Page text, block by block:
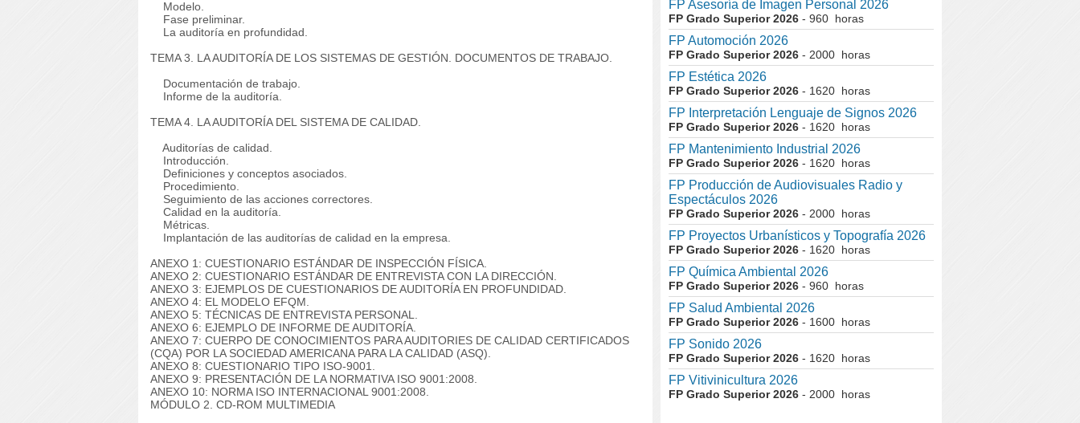
Modelo.
Fase preliminar.
La auditoría en profundidad.
TEMA 3. LA AUDITORÍA DE LOS SISTEMAS DE GESTIÓN. DOCUMENTOS DE TRABAJO.
Documentación de trabajo.
Informe de la auditoría.
TEMA 4. LA AUDITORÍA DEL SISTEMA DE CALIDAD.
Auditorías de calidad.
Introducción.
Definiciones y conceptos asociados.
Procedimiento.
Seguimiento de las acciones correctores.
Calidad en la auditoría.
Métricas.
Implantación de las auditorías de calidad en la empresa.
ANEXO 1: CUESTIONARIO ESTÁNDAR DE INSPECCIÓN FÍSICA.
ANEXO 2: CUESTIONARIO ESTÁNDAR DE ENTREVISTA CON LA DIRECCIÓN.
ANEXO 3: EJEMPLOS DE CUESTIONARIOS DE AUDITORÍA EN PROFUNDIDAD.
ANEXO 4: EL MODELO EFQM.
ANEXO 5: TÉCNICAS DE ENTREVISTA PERSONAL.
ANEXO 6: EJEMPLO DE INFORME DE AUDITORÍA.
ANEXO 7: CUERPO DE CONOCIMIENTOS PARA AUDITORIES DE CALIDAD CERTIFICADOS
(CQA) POR LA SOCIEDAD AMERICANA PARA LA CALIDAD (ASQ).
ANEXO 8: CUESTIONARIO TIPO ISO-9001.
ANEXO 9: PRESENTACIÓN DE LA NORMATIVA ISO 9001:2008.
ANEXO 10: NORMA ISO INTERNACIONAL 9001:2008.
MÓDULO 2. CD-ROM MULTIMEDIA
FP Asesoría de Imagen Personal 2026
FP Grado Superior 2026 - 960 horas
FP Automoción 2026
FP Grado Superior 2026 - 2000 horas
FP Estética 2026
FP Grado Superior 2026 - 1620 horas
FP Interpretación Lenguaje de Signos 2026
FP Grado Superior 2026 - 1620 horas
FP Mantenimiento Industrial 2026
FP Grado Superior 2026 - 1620 horas
FP Producción de Audiovisuales Radio y
Espectáculos 2026
FP Grado Superior 2026 - 2000 horas
FP Proyectos Urbanísticos y Topografía 2026
FP Grado Superior 2026 - 1620 horas
FP Química Ambiental 2026
FP Grado Superior 2026 - 960 horas
FP Salud Ambiental 2026
FP Grado Superior 2026 - 1600 horas
FP Sonido 2026
FP Grado Superior 2026 - 1620 horas
FP Vitivinicultura 2026
FP Grado Superior 2026 - 2000 horas